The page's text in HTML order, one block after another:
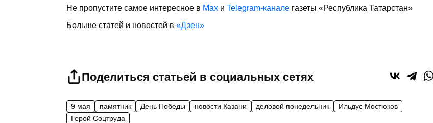
Не пропустите самое интересное в Max и Telegram-канале газеты «Республика Татарстан»
Больше статей и новостей в «Дзен»
Поделиться статьей в социальных сетях
9 мая памятник День Победы новости Казани деловой понедельник
Ильдус Мостюков
Герой Соцтруда